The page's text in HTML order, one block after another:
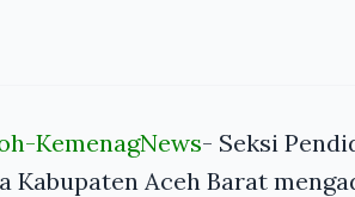
KemenagNews- Seksi
Kabupaten Aceh Barat